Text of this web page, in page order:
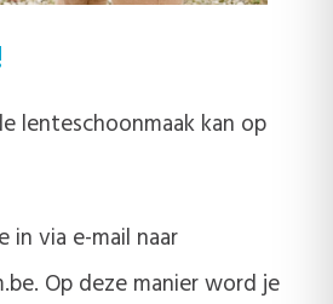
lenteschoonmaak kan op
in via e-mail naar
Op deze manier word je